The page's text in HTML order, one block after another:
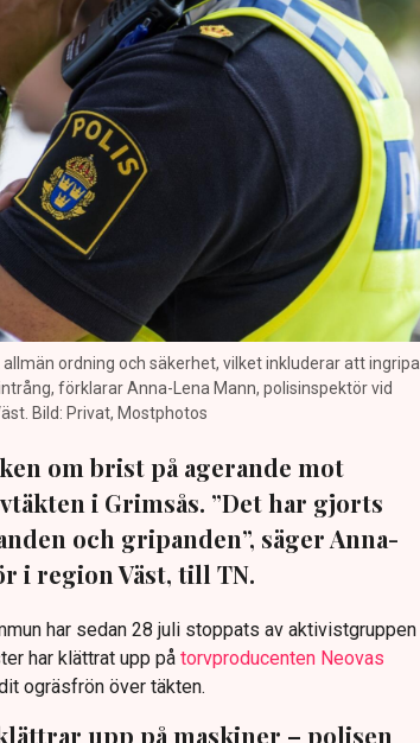
ordning och säkerhet, vilket inkluderar att ingripa
förklarar Anna-Lena Mann, polisinspektör vid
Bild: Privat, Mostphotos
om brist på agerande mot
i Grimsås. ”Det har gjorts
och gripanden”, säger Anna-
i region Väst, till TN.
har sedan 28 juli stoppats av aktivistgruppen
har klättrat upp påtorvproducenten Neovas
ogräsfrön över täkten.
upp på maskiner – polisen